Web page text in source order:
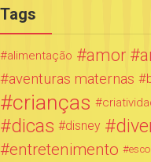
Tags
alimentação amor
aventuras maternas
crianças
dicas disney
entretenimento